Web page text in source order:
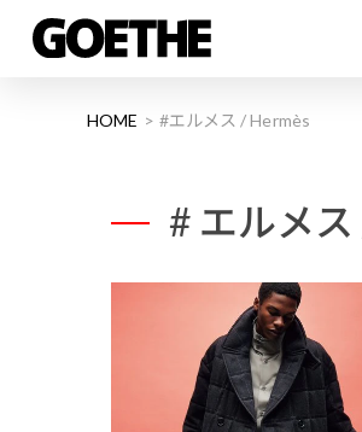
HOME #エルメス / Hermès
# エルメ